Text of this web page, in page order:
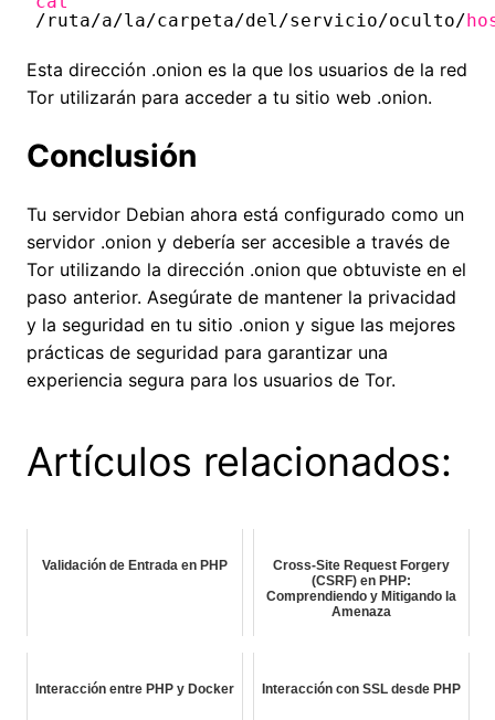
/ruta/a/la/carpeta/del/servicio/oculto/
Esta dirección .onion es la que los usuarios de la red
Tor utilizarán para acceder a tu sitio web .onion.
Conclusión
Tu servidor Debian ahora está configurado como un
servidor .onion y debería ser accesible a través de
Tor utilizando la dirección .onion que obtuviste en el
paso anterior. Asegúrate de mantener la privacidad
y la seguridad en tu sitio .onion y sigue las mejores
prácticas de seguridad para garantizar una
experiencia segura para los usuarios de Tor.
Artículos relacionados:
Validación de Entrada en PHP
Cross-Site Request Forgery
(CSRF) en PHP:
Comprendiendo y Mitigando la
Amenaza
Interacción entre PHP y Docker Interacción con SSL desde PHP